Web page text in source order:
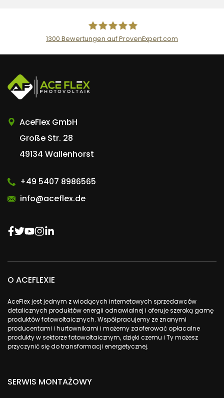
AceFlex GmbH
1300 Bewertungen auf ProvenExpert.com
AceFlex GmbH
Große Str. 28
49134 Wallenhorst
+49 5407 8986565
info@aceflex.de
O ACEFLEXIE
AceFlex jest jednym z wiodących internetowych sprzedawców
detalicznych produktów energii odnawialnej i oferuje szeroką gamę
produktów fotowoltaicznych. Współpracujemy ze znanymi
producentami i hurtownikami i możemy zaoferować opłacalne
produkty w sektorze fotowoltaicznym, dzięki czemu i Ty możesz
przyczynić się do transformacji energetycznej.
SERWIS MONTAŻOWY